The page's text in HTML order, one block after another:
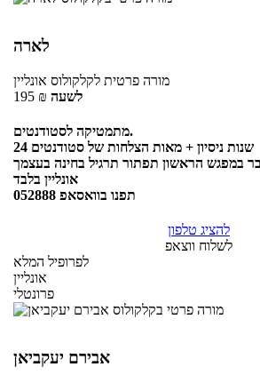
לארה
מורה פרטית לקלקולוס אונליין
195 ₪ לשעה
מתמטיקה לסטודנטים.
24 שנות ניסיון + מאות הצלחות של סטודנטים
במפגש הראשון תפתור תרגיל בחינה בעצמך
אונליין בלבד
תפנו בוואסאפ 052888
להציג טלפון
לשלוח ווצאפ
לפרופיל המלא
אונליין
פרונטלי
אבירם יעקביאן